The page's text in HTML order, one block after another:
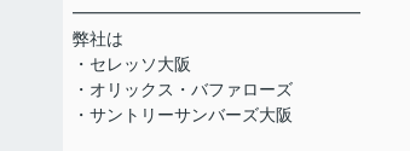
━━━━━━━━━━━━━━━━━
弊社は
・セレッソ大阪
・オリックス・バファローズ
・サントリーサンバーズ大阪